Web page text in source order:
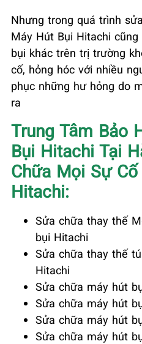
Nhưng trong quá trình
Máy Hút Bụi Hitachi
bụi khác trên trị trường
cố, hỏng hóc với nhiều
phục những hư hỏng do
ra
Trung Tâm Bảo
Bụi Hitachi Tại
Chữa Mọi Sự
Hitachi:
Sửa chữa thay thế
bụi Hitachi
Sửa chữa thay thế
Hitachi
Sửa chữa máy hút
Sửa chữa máy hút
Sửa chữa máy hút
Sửa chữa máy hút